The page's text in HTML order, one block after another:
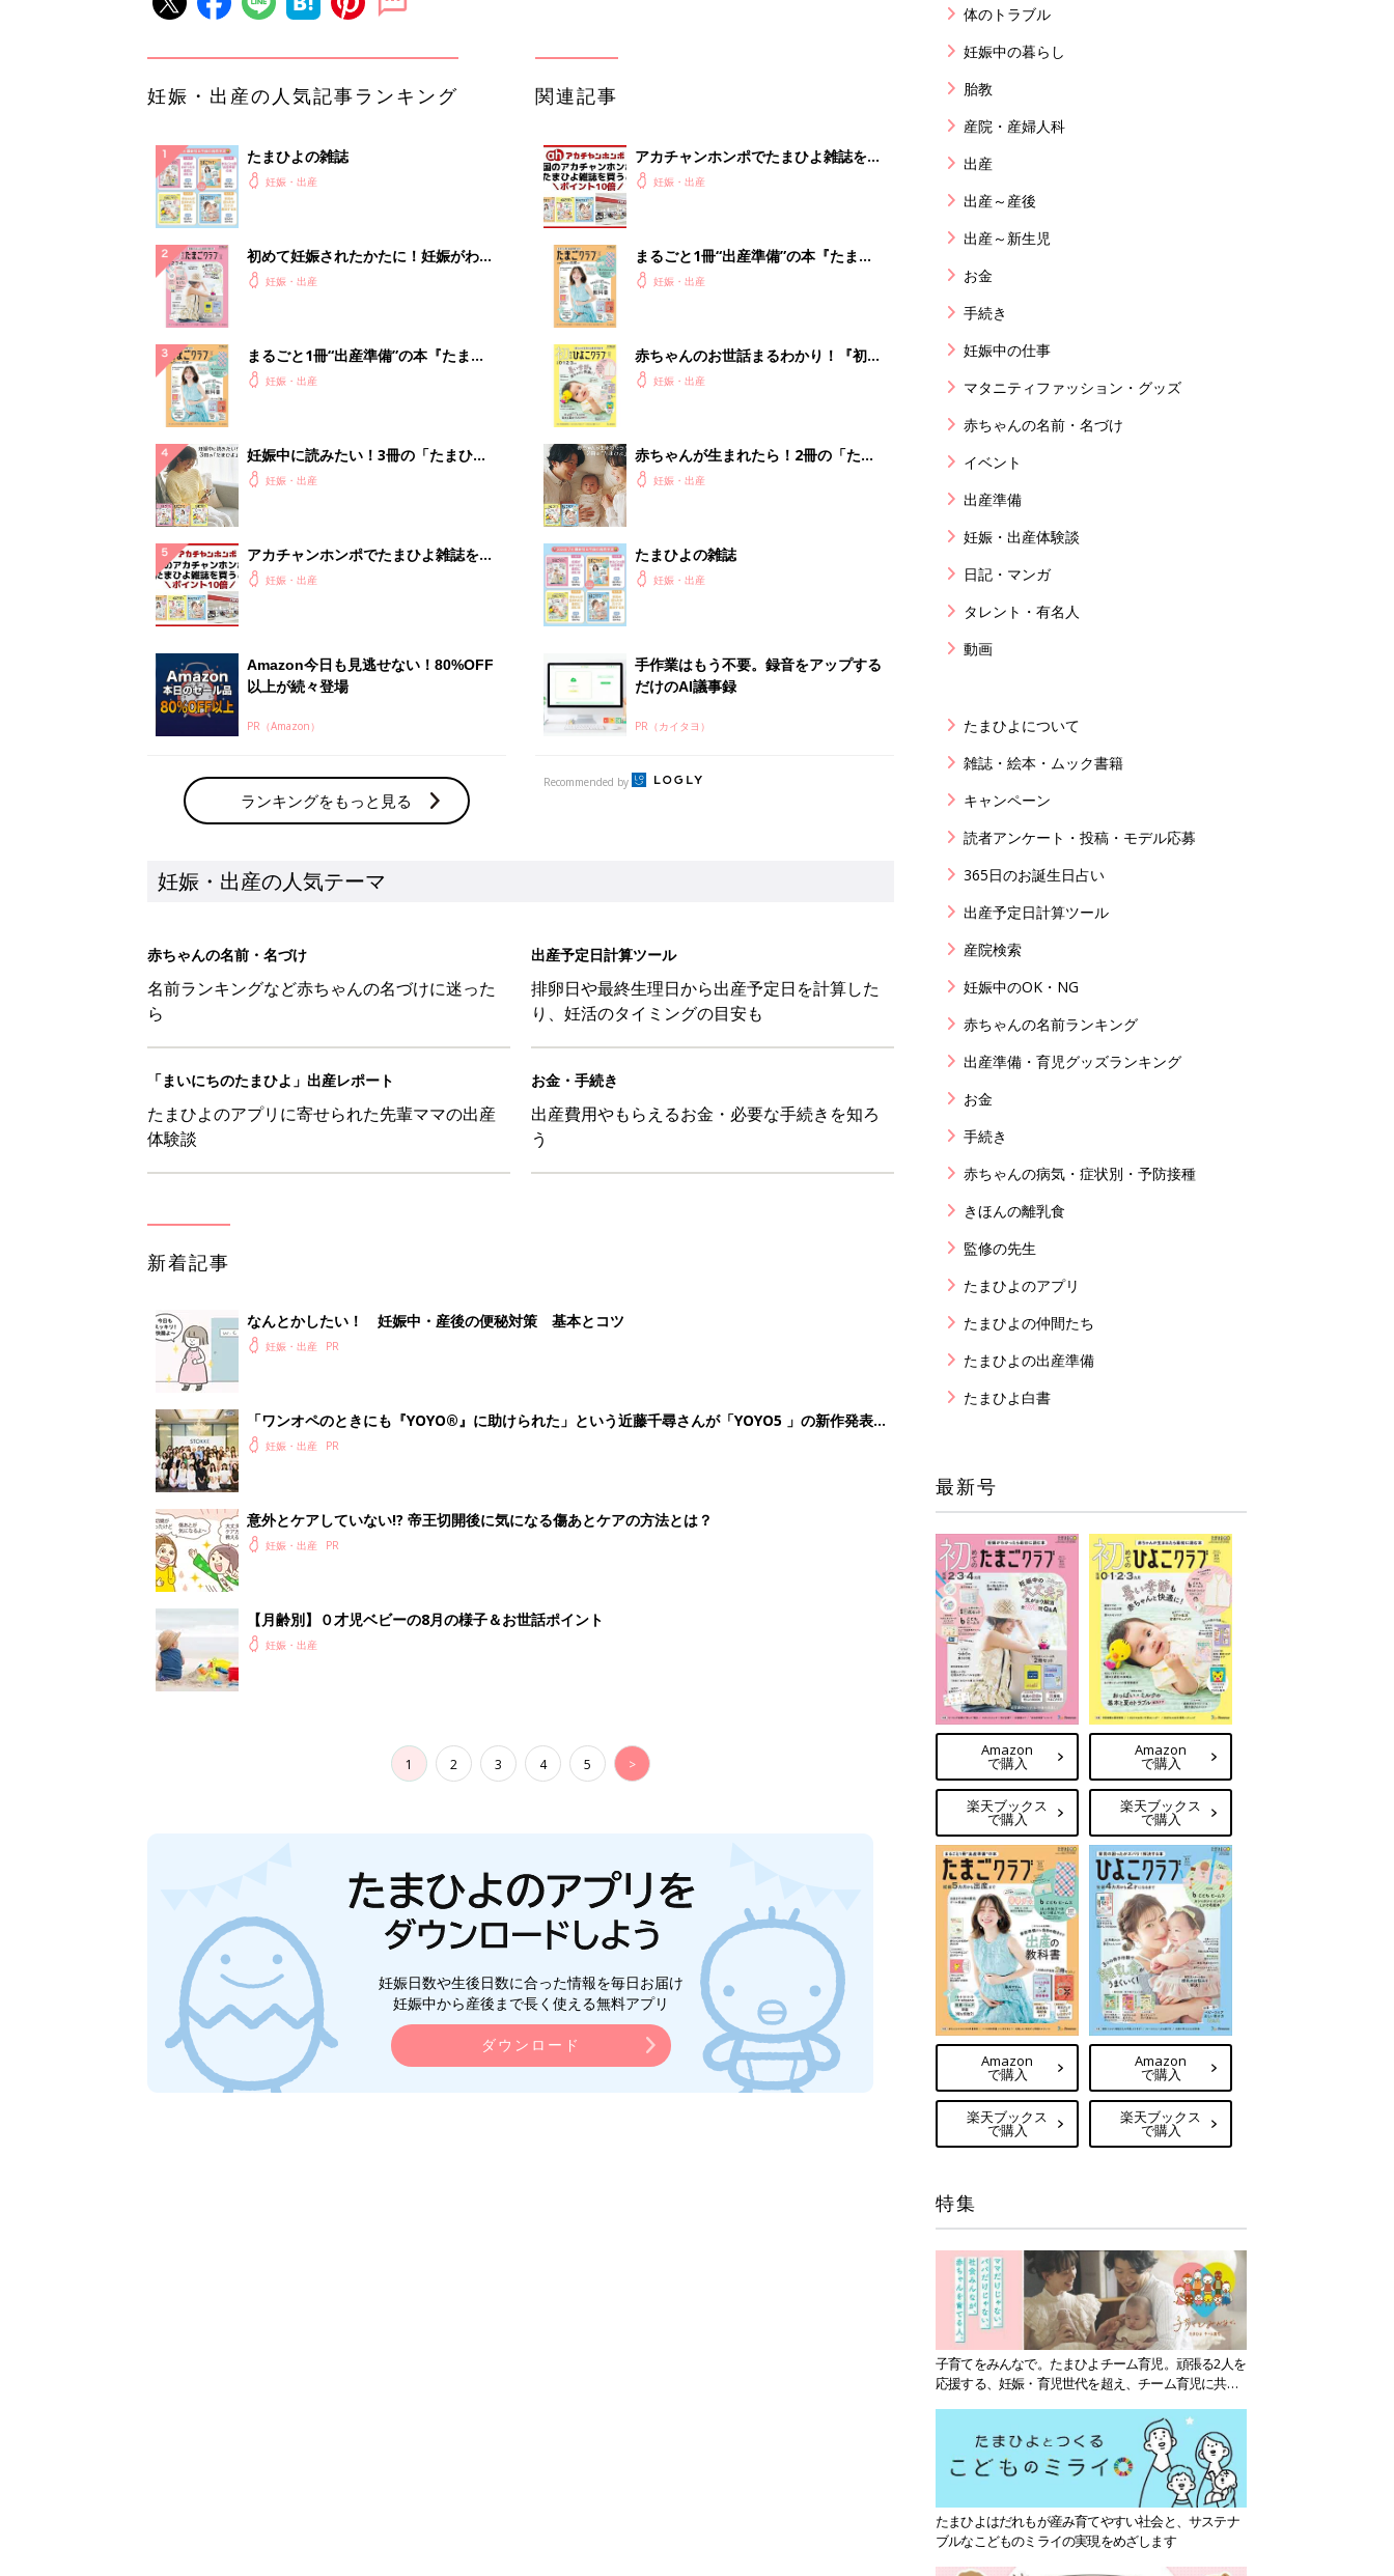
妊娠・出産の人気記事ランキング
たまひよの雑誌
妊娠・出産
初めて妊娠されたかたに！妊娠がわか
ったら最初に読む本『初めてのたまご
妊娠・出産
まるごと1冊“出産準備”の本『たまご
クラブ 夏号』〈スペシャル大特集〉
妊娠・出産
妊娠中に読みたい！3冊の「たまひ
よ」妊娠・出産
アカチャンホンポでたまひよ雑誌を買
うとポイント10倍【期間限定】
妊娠・出産
Amazon今日も見逃せない！80%OFF
以上が続々登場
PR（Amazon）
ランキングをもっと見る
関連記事
アカチャンホンポでたまひよ雑誌を買
うとポイント10倍【期間限定】
妊娠・出産
まるごと1冊“出産準備”の本『たまご
クラブ 夏号』〈スペシャル大特集〉
妊娠・出産
赤ちゃんのお世話まるわかり！『初め
てのひよこクラブ 夏号』〈巻頭大特
妊娠・出産
赤ちゃんが生まれたら！2冊の「たま
ひよ」
妊娠・出産
たまひよの雑誌
妊娠・出産
手作業はもう不要。録音をアップする
だけのAI議事録
PR（カイタヨ）
Recommended by
妊娠・出産の人気テーマ
赤ちゃんの名前・名づけ
名前ランキングなど赤ちゃんの名づけに迷った
ら
出産予定日計算ツール
排卵日や最終生理日から出産予定日を計算した
り、妊活のタイミングの目安も
「まいにちのたまひよ」出産レポート
たまひよのアプリに寄せられた先輩ママの出産
体験談
お金・手続き
出産費用やもらえるお金・必要な手続きを知ろ
う
新着記事
なんとかしたい！ 妊娠中・産後の便秘対策 基本とコツ
妊娠・出産
「ワンオペのときにも『YOYO®』に助けられた」という近藤千尋さんが「YOYO5 」の新作発表
会に登場。「YOYO®」を愛用し続けている魅力とは!?
妊娠・出産
意外とケアしていない!? 帝王切開後に気になる傷あとケアの方法とは？
妊娠・出産
【月齢別】０才児ベビーの8月の様子＆お世話ポイント
妊娠・出産
1 2 3 4 5 >
妊娠日数や生後日数に合った情報を毎日お届け
妊娠中から産後まで長く使える無料アプリ
ダウンロード
体のトラブル
妊娠中の暮らし
胎教
産院・産婦人科
出産
出産～産後
出産～新生児
お金
手続き
妊娠中の仕事
マタニティファッション・グッズ
赤ちゃんの名前・名づけ
イベント
出産準備
妊娠・出産体験談
日記・マンガ
タレント・有名人
動画
たまひよについて
雑誌・絵本・ムック書籍
キャンペーン
読者アンケート・投稿・モデル応募
365日のお誕生日占い
出産予定日計算ツール
産院検索
妊娠中のOK・NG
赤ちゃんの名前ランキング
出産準備・育児グッズランキング
お金
手続き
赤ちゃんの病気・症状別・予防接種
きほんの離乳食
監修の先生
たまひよのアプリ
たまひよの仲間たち
たまひよの出産準備
たまひよ白書
最新号
Amazon
で購入
楽天ブックス
で購入
Amazon
で購入
楽天ブックス
で購入
Amazon
で購入
楽天ブックス
で購入
Amazon
で購入
楽天ブックス
で購入
特集
子育てをみんなで。たまひよチーム育児。頑張る2人を
応援する、妊娠・育児世代を超え、チーム育児に共感
たまひよはだれもが産み育てやすい社会と、サステナ
ブルなこどものミライの実現をめざします